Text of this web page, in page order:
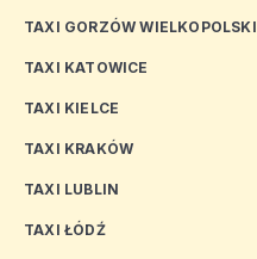
TAXI GORZÓW WIELKOPOLSKI
TAXI KATOWICE
TAXI KIELCE
TAXI KRAKÓW
TAXI LUBLIN
TAXI ŁÓDŹ